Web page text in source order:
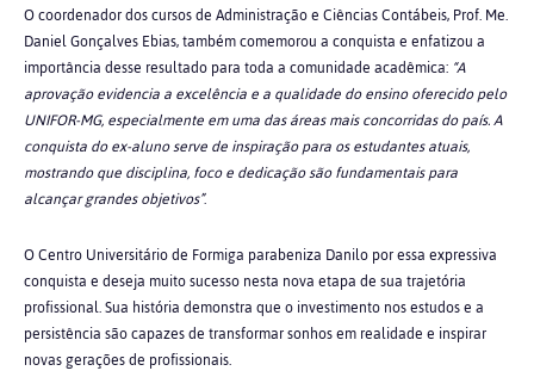
O coordenador dos cursos de Administração e Ciências Contábeis, Prof. Me.
Daniel Gonçalves Ebias, também comemorou a conquista e enfatizou a
importância desse resultado para toda a comunidade acadêmica: “A
aprovação evidencia a excelência e a qualidade do ensino oferecido pelo
UNIFOR-MG, especialmente em uma das áreas mais concorridas do país. A
conquista do ex-aluno serve de inspiração para os estudantes atuais,
mostrando que disciplina, foco e dedicação são fundamentais para
alcançar grandes objetivos”.
O Centro Universitário de Formiga parabeniza Danilo por essa expressiva
conquista e deseja muito sucesso nesta nova etapa de sua trajetória
profissional. Sua história demonstra que o investimento nos estudos e a
persistência são capazes de transformar sonhos em realidade e inspirar
novas gerações de profissionais.